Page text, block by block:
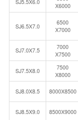
SJ5.5X6.0
X6000
SJ6.5X7.0
6500
X7000
SJ7.0X7.5
7000
X7500
SJ7.5X8.0
7500
X8000
SJ8.0X8.5 8000X8500
SJ8.5X9.0 8500X9000